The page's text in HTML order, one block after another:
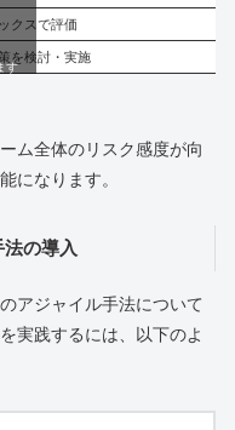
クスで評価
を検討・実施
す
ム全体のリスク感度が向
になります。
の導入
アジャイル手法について
実践するには、以下のよ